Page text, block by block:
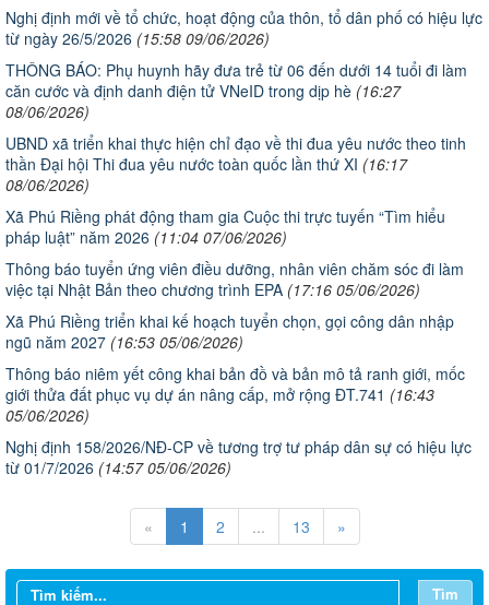
Nghị định mới về tổ chức, hoạt động của thôn, tổ dân phố có hiệu lực
từ ngày 26/5/2026 (15:58 09/06/2026)
THÔNG BÁO: Phụ huynh hãy đưa trẻ từ 06 đến dưới 14 tuổi đi làm
căn cước và định danh điện tử VNeID trong dịp hè (16:27
08/06/2026)
UBND xã triển khai thực hiện chỉ đạo về thi đua yêu nước theo tinh
thần Đại hội Thi đua yêu nước toàn quốc lần thứ XI (16:17
08/06/2026)
Xã Phú Riềng phát động tham gia Cuộc thi trực tuyến “Tìm hiểu
pháp luật” năm 2026 (11:04 07/06/2026)
Thông báo tuyển ứng viên điều dưỡng, nhân viên chăm sóc đi làm
việc tại Nhật Bản theo chương trình EPA (17:16 05/06/2026)
Xã Phú Riềng triển khai kế hoạch tuyển chọn, gọi công dân nhập
ngũ năm 2027 (16:53 05/06/2026)
Thông báo niêm yết công khai bản đồ và bản mô tả ranh giới, mốc
giới thửa đất phục vụ dự án nâng cấp, mở rộng ĐT.741 (16:43
05/06/2026)
Nghị định 158/2026/NĐ-CP về tương trợ tư pháp dân sự có hiệu lực
từ 01/7/2026 (14:57 05/06/2026)
« 1 2 ... 13 »
Tìm